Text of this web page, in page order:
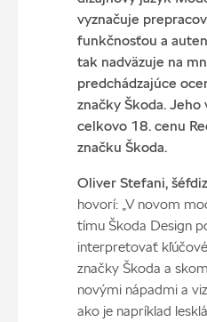
vyznačuje
funkčnosťou a
tak nadväzuje na
predchádzajúce
značky Škoda. Jeho
celkovo 18. cenu
značku Škoda.
Oliver Stefani,
hovorí: „V novom
tímu Škoda Design
interpretovať
značky Škoda a
novými nápadmi a
ako je napríklad